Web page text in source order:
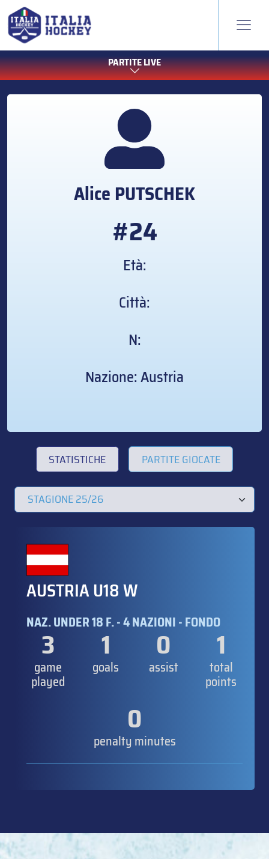
PARTITE LIVE
Alice PUTSCHEK
#24
Età:
Città:
N:
Nazione: Austria
STATISTICHE PARTITE GIOCATE
AUSTRIA U18 W
NAZ. UNDER 18 F. - 4 NAZIONI - FONDO
3
game
played
1
goals
0
assist
1
total
points
0
penalty minutes